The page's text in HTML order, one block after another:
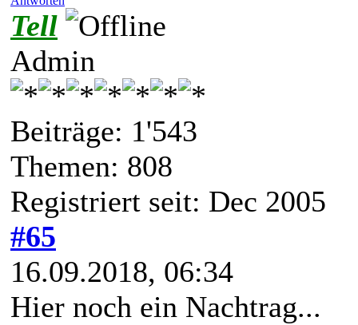
Tell
Admin
Beiträge: 1'543
Themen: 808
Registriert seit: Dec 2005
#65
16.09.2018, 06:34
Hier noch ein Nachtrag...